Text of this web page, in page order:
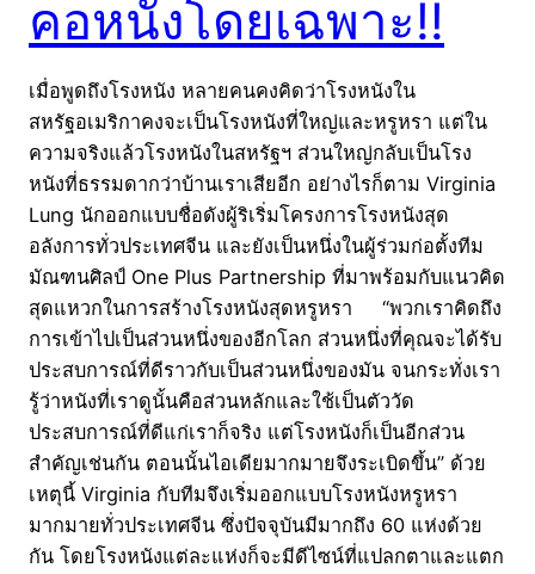
คอหนังโดยเฉพาะ!!
เมื่อพูดถึงโรงหนัง หลายคนคงคิดว่าโรงหนังใน
สหรัฐอเมริกาคงจะเป็นโรงหนังที่ใหญ่และหรูหรา แต่ใน
ความจริงแล้วโรงหนังในสหรัฐฯ ส่วนใหญ่กลับเป็นโรง
หนังที่ธรรมดากว่าบ้านเราเสียอีก อย่างไรก็ตาม Virginia
Lung นักออกแบบชื่อดังผู้ริเริ่มโครงการโรงหนังสุด
อลังการทั่วประเทศจีน และยังเป็นหนึ่งในผู้ร่วมก่อตั้งทีม
มัณฑนศิลป์ One Plus Partnership ที่มาพร้อมกับแนวคิด
สุดแหวกในการสร้างโรงหนังสุดหรูหรา “พวกเราคิดถึง
การเข้าไปเป็นส่วนหนึ่งของอีกโลก ส่วนหนึ่งที่คุณจะได้รับ
ประสบการณ์ที่ดีราวกับเป็นส่วนหนึ่งของมัน จนกระทั่งเรา
รู้ว่าหนังที่เราดูนั้นคือส่วนหลักและใช้เป็นตัววัด
ประสบการณ์ที่ดีแก่เราก็จริง แต่โรงหนังก็เป็นอีกส่วน
สำคัญเช่นกัน ตอนนั้นไอเดียมากมายจึงระเบิดขึ้น” ด้วย
เหตุนี้ Virginia กับทีมจึงเริ่มออกแบบโรงหนังหรูหรา
มากมายทั่วประเทศจีน ซึ่งปัจจุบันมีมากถึง 60 แห่งด้วย
กัน โดยโรงหนังแต่ละแห่งก็จะมีดีไซน์ที่แปลกตาและแตก